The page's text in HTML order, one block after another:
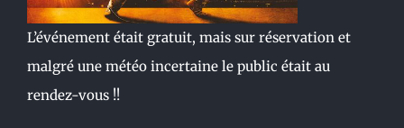
L’événement était gratuit, mais sur réservation et
malgré une météo incertaine le public était au
rendez-vous !!